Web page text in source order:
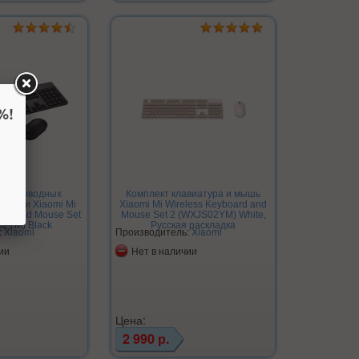
мышки Xiaomi Mi
and Mouse Set
Black
Xiaomi
Комплект клавиатура и мышь
Xiaomi Mi Wireless Keyboard and
Mouse Set 2 (WXJS02YM) White,
Русская раскладка
Производитель:Xiaomi
Нет в наличии
Цена:
2 990 р.